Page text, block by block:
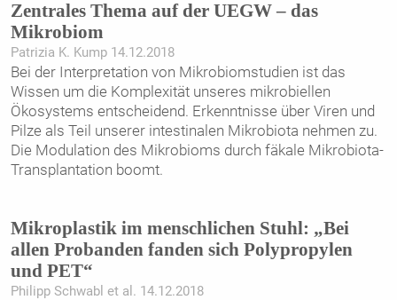
Zentrales Thema auf der UEGW – das
Mikrobiom
Patrizia K. Kump 14.12.2018
Bei der Interpretation von Mikrobiomstudien ist das
Wissen um die Komplexität unseres mikrobiellen
Ökosystems entscheidend. Erkenntnisse über Viren und
Pilze als Teil unserer intestinalen Mikrobiota nehmen zu.
Die Modulation des Mikrobioms durch fäkale Mikrobiota-
Transplantation boomt.
Mikroplastik im menschlichen Stuhl: „Bei
allen Probanden fanden sich Polypropylen
und PET“
Philipp Schwabl et al. 14.12.2018